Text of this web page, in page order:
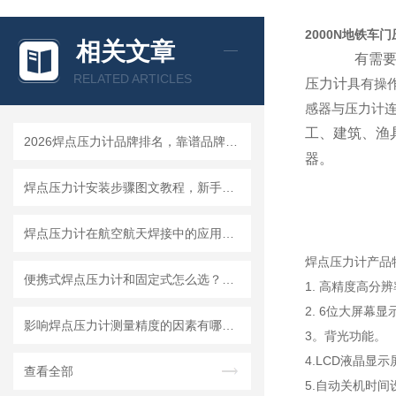
相关文章
RELATED ARTICLES
查看全部
2000N地铁车门
有需要
压力计具有操
感器与压力计
工、建筑、渔
器。
焊点压力计产品
1. 高精度高分辨
2. 6位大屏幕显
3。背光功能。
4.LCD液晶显示
5.自动关机时间